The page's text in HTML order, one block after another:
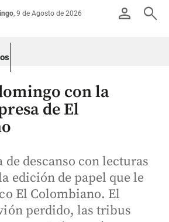
person search
, 9 de Agosto de 2026
con la
de El
descanso con lecturas
edición de papel que le
El Colombiano. El
perdido, las tribus